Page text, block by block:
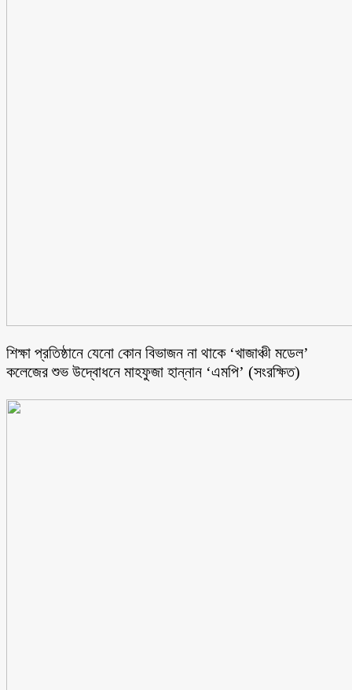
শিক্ষা প্রতিষ্ঠানে যেনো কোন বিভাজন না থাকে ‘খাজাঞ্চী মডেল’
কলেজের শুভ উদ্বোধনে মাহফুজা হান্নান ‘এমপি’ (সংরক্ষিত)